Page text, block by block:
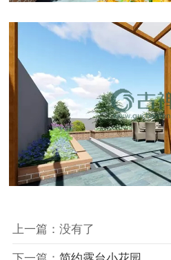
上一篇：没有了